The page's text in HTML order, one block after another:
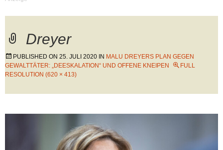
Dreyer
PUBLISHED ON 25. JULI 2020 IN MALU DREYERS PLAN GEGEN
GEWALTTÄTER: „DEESKALATION“ UND OFFENE KNEIPEN
FULL
RESOLUTION (620 × 413)